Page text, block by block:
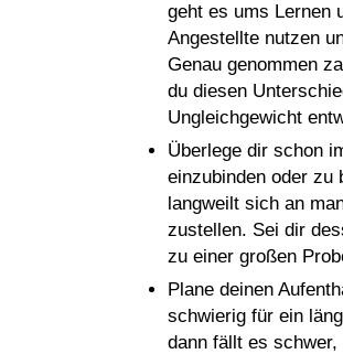
geht es ums Lernen
Angestellte nutzen
Genau genommen
du diesen
Ungleichgewicht
Überlege dir schon
einzubinden oder zu
langweilt sich an
zustellen. Sei dir
zu einer großen
Plane deinen
schwierig für ein
dann fällt es